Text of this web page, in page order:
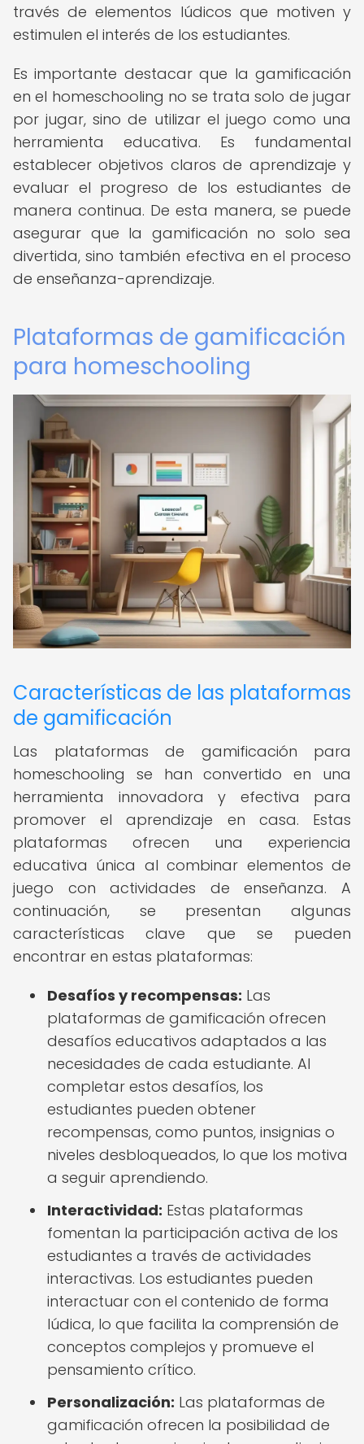
través de elementos lúdicos que motiven y
estimulen el interés de los estudiantes.
Es importante destacar que la gamificación
en el homeschooling no se trata solo de jugar
por jugar, sino de utilizar el juego como una
herramienta educativa. Es fundamental
establecer objetivos claros de aprendizaje y
evaluar el progreso de los estudiantes de
manera continua. De esta manera, se puede
asegurar que la gamificación no solo sea
divertida, sino también efectiva en el proceso
de enseñanza-aprendizaje.
Plataformas de gamificación
para homeschooling
Características de las plataformas
de gamificación
Las plataformas de gamificación para
homeschooling se han convertido en una
herramienta innovadora y efectiva para
promover el aprendizaje en casa. Estas
plataformas ofrecen una experiencia
educativa única al combinar elementos de
juego con actividades de enseñanza. A
continuación, se presentan algunas
características clave que se pueden
encontrar en estas plataformas:
Desafíos y recompensas: Las
plataformas de gamificación ofrecen
desafíos educativos adaptados a las
necesidades de cada estudiante. Al
completar estos desafíos, los
estudiantes pueden obtener
recompensas, como puntos, insignias o
niveles desbloqueados, lo que los motiva
a seguir aprendiendo.
Interactividad: Estas plataformas
fomentan la participación activa de los
estudiantes a través de actividades
interactivas. Los estudiantes pueden
interactuar con el contenido de forma
lúdica, lo que facilita la comprensión de
conceptos complejos y promueve el
pensamiento crítico.
Personalización: Las plataformas de
gamificación ofrecen la posibilidad de